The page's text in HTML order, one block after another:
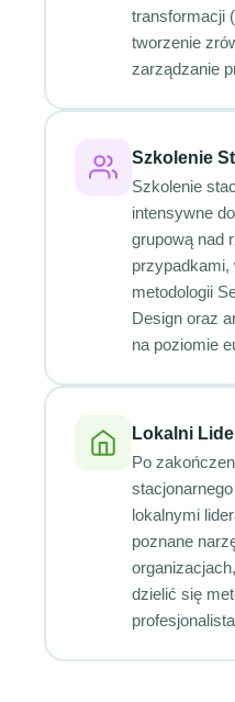
transformacji
tworzenie
zarządzanie
Szkolenie
Szkolenie
intensywne
grupową nad
przypadkami,
metodologii
Design oraz
na poziomie
Lokalni
Po
lokalnymi
poznane
dzielić się